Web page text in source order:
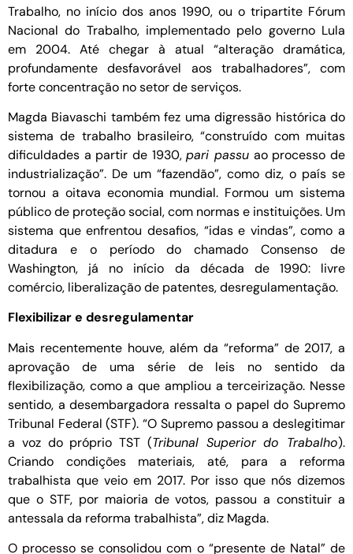
Trabalho, no início dos anos 1990, ou o tripartite Fórum
Nacional do Trabalho, implementado pelo governo Lula
em 2004. Até chegar à atual “alteração dramática,
profundamente desfavorável aos trabalhadores”, com
forte concentração no setor de serviços.
Magda Biavaschi também fez uma digressão histórica do
sistema de trabalho brasileiro, “construído com muitas
dificuldades a partir de 1930,pari passu ao processo de
industrialização”. De um “fazendão”, como diz, o país se
tornou a oitava economia mundial. Formou um sistema
público de proteção social, com normas e instituições. Um
sistema que enfrentou desafios, “idas e vindas”, como a
ditadura e o período do chamado Consenso de
Washington, já no início da década de 1990: livre
comércio, liberalização de patentes, desregulamentação.
Flexibilizar e desregulamentar
Mais recentemente houve, além da “reforma” de 2017, a
aprovação de uma série de leis no sentido da
flexibilização, como a que ampliou a terceirização. Nesse
sentido, a desembargadora ressalta o papel do Supremo
Tribunal Federal (STF). “O Supremo passou a deslegitimar
a voz do próprio TST (Tribunal Superior do Trabalho).
Criando condições materiais, até, para a reforma
trabalhista que veio em 2017. Por isso que nós dizemos
que o STF, por maioria de votos, passou a constituir a
antessala da reforma trabalhista”, diz Magda.
O processo se consolidou com o “presente de Natal” de